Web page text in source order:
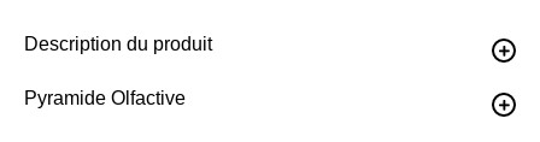
Description du produit
Pyramide Olfactive